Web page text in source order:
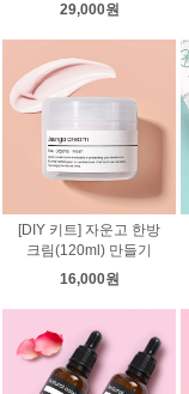
29,000원
[DIY 키트] 자운고 한방
크림(120ml) 만들기
16,000원